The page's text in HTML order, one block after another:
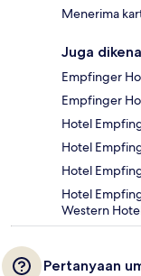
Menerima
Juga
Empfinger
Empfinger
Hotel
Hotel
Hotel
Hotel
Western
Pertanyaan